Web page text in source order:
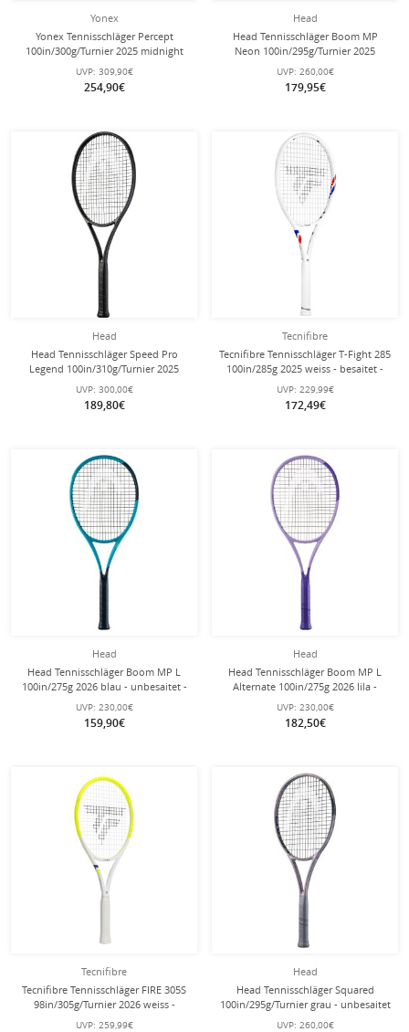
Yonex
Yonex Tennisschläger Percept
100in/300g/Turnier 2025 midnight
navyblau - unbesaitet -
UVP: 309,90€
254,90€
Head
Head Tennisschläger Boom MP
Neon 100in/295g/Turnier 2025
schwarz - unbesaitet -
UVP: 260,00€
179,95€
Head
Head Tennisschläger Speed Pro
Legend 100in/310g/Turnier 2025
schwarz/gold - unbesaitet -
UVP: 300,00€
189,80€
Tecnifibre
Tecnifibre Tennisschläger T-Fight 285
100in/285g 2025 weiss - besaitet -
UVP: 229,99€
172,49€
Head
Head Tennisschläger Boom MP L
100in/275g 2026 blau - unbesaitet -
UVP: 230,00€
159,90€
Head
Head Tennisschläger Boom MP L
Alternate 100in/275g 2026 lila -
unbesaitet -
UVP: 230,00€
182,50€
Tecnifibre
Tecnifibre Tennisschläger FIRE 305S
98in/305g/Turnier 2026 weiss -
unbesaitet -
UVP: 259,99€
Head
Head Tennisschläger Squared
100in/295g/Turnier grau - unbesaitet
-
UVP: 260,00€